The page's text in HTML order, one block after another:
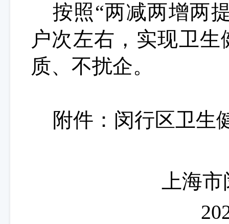
按照“两减两增两
户次左右，实现卫
质、不扰企。
附件：闵行区卫生
上海市